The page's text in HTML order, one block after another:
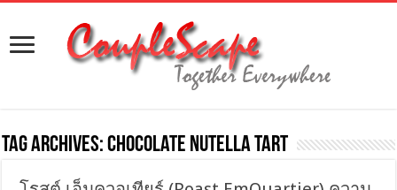
Tag Archives:Chocolate Nutella Tart